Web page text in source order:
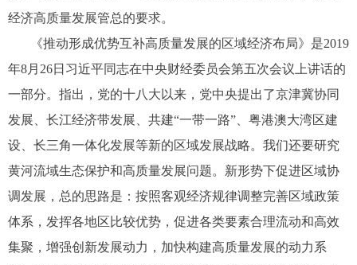
经济高质量发展管总的要求。
《推动形成优势互补高质量发展的区域经济布局》是2019
年8月26日习近平同志在中央财经委员会第五次会议上讲话的
一部分。指出，党的十八大以来，党中央提出了京津冀协同
发展、长江经济带发展、共建“一带一路”、粤港澳大湾区建
设、长三角一体化发展等新的区域发展战略。我们还要研究
黄河流域生态保护和高质量发展问题。新形势下促进区域协
调发展，总的思路是：按照客观经济规律调整完善区域政策
体系，发挥各地区比较优势，促进各类要素合理流动和高效
集聚，增强创新发展动力，加快构建高质量发展的动力系